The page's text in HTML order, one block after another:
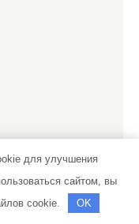
для улучшения
сайтом, вы
cookie.
OK